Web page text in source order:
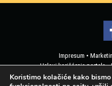
Impresum •
Uslovi korišćenja portala•
Pristup
Koristimo kolačiće kako